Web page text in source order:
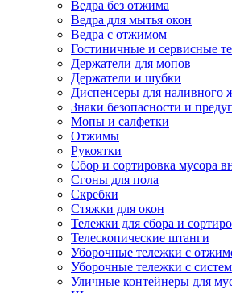
Ведра без отжима
Ведра для мытья окон
Ведра с отжимом
Гостиничные и сервисные
Держатели для мопов
Держатели и шубки
Диспенсеры для наливного
Знаки безопасности и
Мопы и салфетки
Отжимы
Рукоятки
Сбор и сортировка мусора
Сгоны для пола
Скребки
Стяжки для окон
Тележки для сбора и
Телескопические штанги
Уборочные тележки с
Уборочные тележки с
Уличные контейнеры для